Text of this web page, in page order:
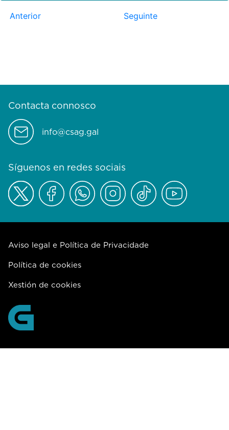
Anterior Seguinte
Contacta connosco
info@csag.gal
Síguenos en redes sociais
Aviso legal e Política de Privacidade
Política de cookies
Xestión de cookies